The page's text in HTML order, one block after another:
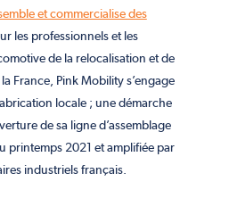
et commercialise des
les professionnels et les
de la relocalisation et de
France, Pink Mobility s’engage
locale ; une démarche
de sa ligne d’assemblage
printemps 2021 et amplifiée par
industriels français.